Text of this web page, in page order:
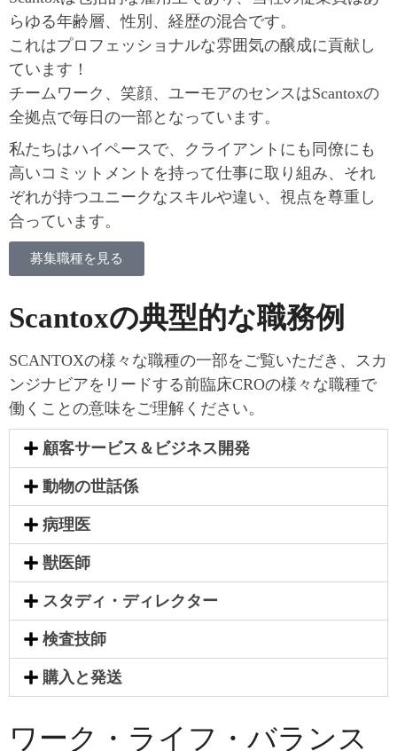
らゆる年齢層、性別、経歴の混合です。
これはプロフェッショナルな雰囲気の醸成に貢献し
ています！
チームワーク、笑顔、ユーモアのセンスはScantoxの
全拠点で毎日の一部となっています。
私たちはハイペースで、クライアントにも同僚にも
高いコミットメントを持って仕事に取り組み、それ
ぞれが持つユニークなスキルや違い、視点を尊重し
合っています。
募集職種を見る
Scantoxの典型的な職務例
SCANTOXの様々な職種の一部をご覧いただき、スカ
ンジナビアをリードする前臨床CROの様々な職種で
働くことの意味をご理解ください。
顧客サービス＆ビジネス開発
動物の世話係
病理医
獣医師
スタディ・ディレクター
検査技師
購入と発送
ワーク・ライフ・バランス